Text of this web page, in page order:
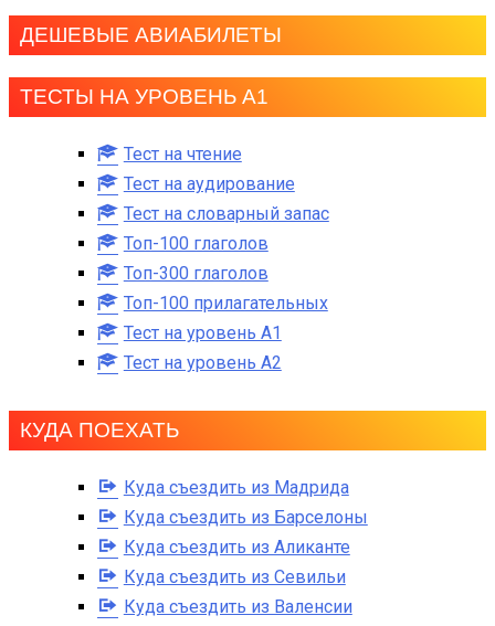
ДЕШЕВЫЕ АВИАБИЛЕТЫ
ТЕСТЫ НА УРОВЕНЬ А1
Тест на чтение
Тест на аудирование
Тест на словарный запас
Топ-100 глаголов
Топ-300 глаголов
Топ-100 прилагательных
Тест на уровень A1
Тест на уровень A2
КУДА ПОЕХАТЬ
Куда съездить из Мадрида
Куда съездить из Барселоны
Куда съездить из Аликанте
Куда съездить из Севильи
Куда съездить из Валенсии